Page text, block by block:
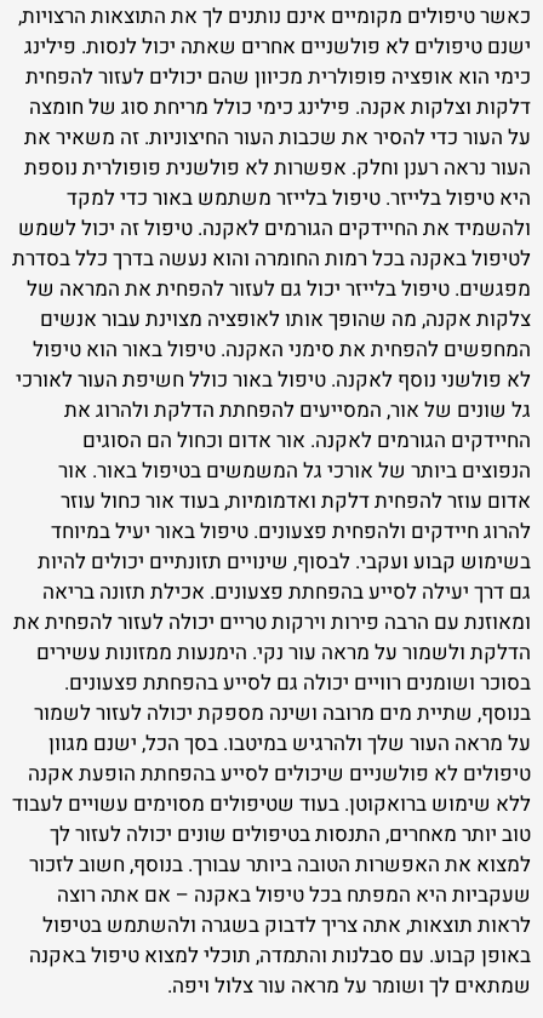
כאשר טיפולים מקומיים אינם נותנים לך את התוצאות הרצויות,
ישנם טיפולים לא פולשניים אחרים שאתה יכול לנסות. פילינג
כימי הוא אופציה פופולרית מכיוון שהם יכולים לעזור להפחית
דלקות וצלקות אקנה. פילינג כימי כולל מריחת סוג של חומצה
על העור כדי להסיר את שכבות העור החיצוניות. זה משאיר את
העור נראה רענן וחלק. אפשרות לא פולשנית פופולרית נוספת
היא טיפול בלייזר. טיפול בלייזר משתמש באור כדי למקד
ולהשמיד את החיידקים הגורמים לאקנה. טיפול זה יכול לשמש
לטיפול באקנה בכל רמות החומרה והוא נעשה בדרך כלל בסדרת
מפגשים. טיפול בלייזר יכול גם לעזור להפחית את המראה של
צלקות אקנה, מה שהופך אותו לאופציה מצוינת עבור אנשים
המחפשים להפחית את סימני האקנה. טיפול באור הוא טיפול
לא פולשני נוסף לאקנה. טיפול באור כולל חשיפת העור לאורכי
גל שונים של אור, המסייעים להפחתת הדלקת ולהרוג את
החיידקים הגורמים לאקנה. אור אדום וכחול הם הסוגים
הנפוצים ביותר של אורכי גל המשמשים בטיפול באור. אור
אדום עוזר להפחית דלקת ואדמומיות, בעוד אור כחול עוזר
להרוג חיידקים ולהפחית פצעונים. טיפול באור יעיל במיוחד
בשימוש קבוע ועקבי. לבסוף, שינויים תזונתיים יכולים להיות
גם דרך יעילה לסייע בהפחתת פצעונים. אכילת תזונה בריאה
ומאוזנת עם הרבה פירות וירקות טריים יכולה לעזור להפחית את
הדלקת ולשמור על מראה עור נקי. הימנעות ממזונות עשירים
בסוכר ושומנים רוויים יכולה גם לסייע בהפחתת פצעונים.
בנוסף, שתיית מים מרובה ושינה מספקת יכולה לעזור לשמור
על מראה העור שלך ולהרגיש במיטבו. בסך הכל, ישנם מגוון
טיפולים לא פולשניים שיכולים לסייע בהפחתת הופעת אקנה
ללא שימוש ברואקוטן. בעוד שטיפולים מסוימים עשויים לעבוד
טוב יותר מאחרים, התנסות בטיפולים שונים יכולה לעזור לך
למצוא את האפשרות הטובה ביותר עבורך. בנוסף, חשוב לזכור
שעקביות היא המפתח בכל טיפול באקנה – אם אתה רוצה
לראות תוצאות, אתה צריך לדבוק בשגרה ולהשתמש בטיפול
באופן קבוע. עם סבלנות והתמדה, תוכלי למצוא טיפול באקנה
שמתאים לך ושומר על מראה עור צלול ויפה.